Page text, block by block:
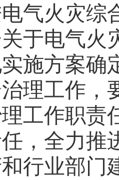
气火灾综
于电气火
施方案确
理工作，
工作职责
，全力推
行业部门